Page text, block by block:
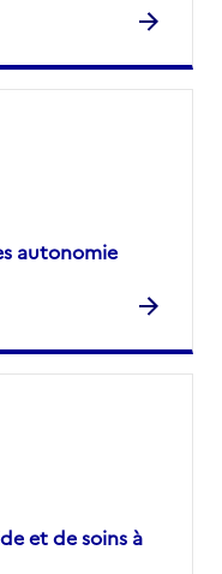
autonomie
et de soins à